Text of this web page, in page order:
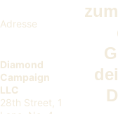
Diamond
Campaign
LLC
28th Street, 1
Adresse